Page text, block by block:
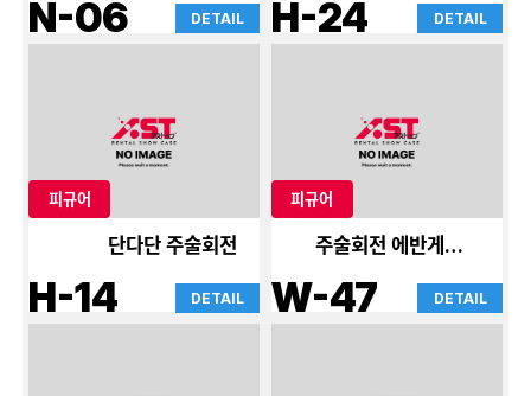
N-06 DETAIL H-24 DETAIL
피규어
단다단 주술회전
H-14 DETAIL
피규어
주술회전 에반게리온
신극장판
W-47 DETAIL